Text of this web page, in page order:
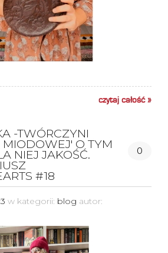
czytaj całość »
-TWÓRCZYNI
O TYM
NIEJ JAKOŚĆ.
#18
0
w kategorii: blog autor: